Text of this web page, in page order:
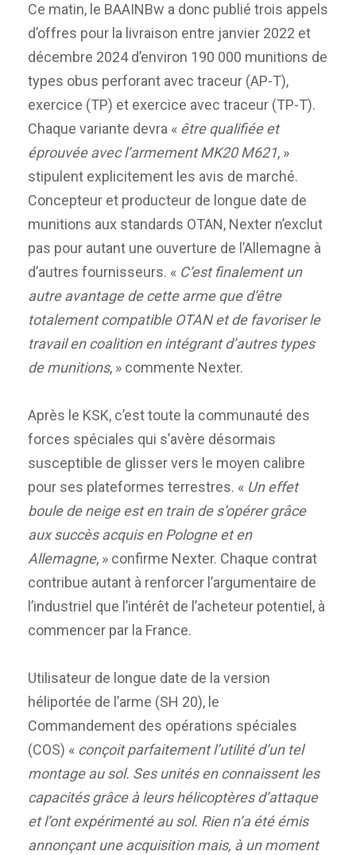
Ce matin, le BAAINBw a donc publié trois appels
d’offres pour la livraison entre janvier 2022 et
décembre 2024 d’environ 190 000 munitions de
types obus perforant avec traceur (AP-T),
exercice (TP) et exercice avec traceur (TP-T).
Chaque variante devra « être qualifiée et
éprouvée avec l’armement MK20 M621, »
stipulent explicitement les avis de marché.
Concepteur et producteur de longue date de
munitions aux standards OTAN, Nexter n’exclut
pas pour autant une ouverture de l’Allemagne à
d’autres fournisseurs. « C’est finalement un
autre avantage de cette arme que d’être
totalement compatible OTAN et de favoriser le
travail en coalition en intégrant d’autres types
de munitions, » commente Nexter.
Après le KSK, c’est toute la communauté des
forces spéciales qui s’avère désormais
susceptible de glisser vers le moyen calibre
pour ses plateformes terrestres. « Un effet
boule de neige est en train de s’opérer grâce
aux succès acquis en Pologne et en
Allemagne, » confirme Nexter. Chaque contrat
contribue autant à renforcer l’argumentaire de
l’industriel que l’intérêt de l’acheteur potentiel, à
commencer par la France.
Utilisateur de longue date de la version
héliportée de l’arme (SH 20), le
Commandement des opérations spéciales
(COS) « conçoit parfaitement l’utilité d’un tel
montage au sol. Ses unités en connaissent les
capacités grâce à leurs hélicoptères d’attaque
et l’ont expérimenté au sol. Rien n’a été émis
annonçant une acquisition mais, à un moment